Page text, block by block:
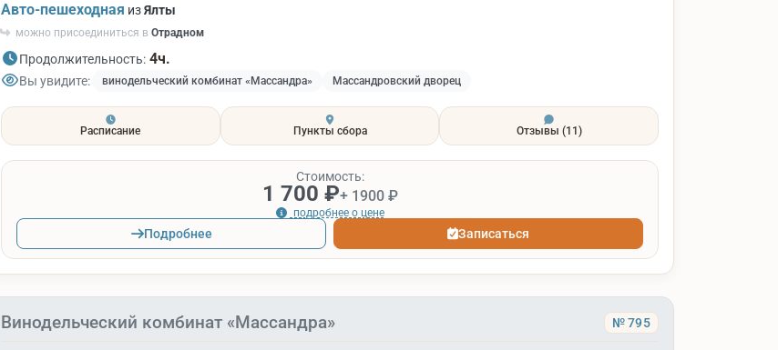
Авто-пешеходная изЯлты
можно присоединиться в Отрадном
Продолжительность: 4ч.
Вы увидите: винодельческий комбинат «Массандра» Массандровский дворец
Расписание Пункты сбора Отзывы (11)
Стоимость:
1 700 ₽+ 1900 ₽
подробнее о цене
Подробнее Записаться
Винодельческий комбинат «Массандра» № 795